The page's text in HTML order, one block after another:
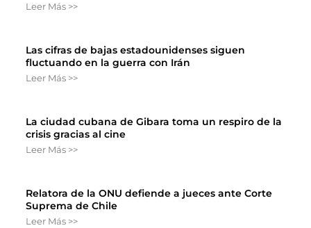
Leer Más >>
Las cifras de bajas estadounidenses siguen
fluctuando en la guerra con Irán
Leer Más >>
La ciudad cubana de Gibara toma un respiro de la
crisis gracias al cine
Leer Más >>
Relatora de la ONU defiende a jueces ante Corte
Suprema de Chile
Leer Más >>